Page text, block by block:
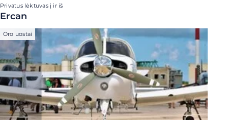
Privatus lėktuvas į ir iš
Ercan
Oro uostai